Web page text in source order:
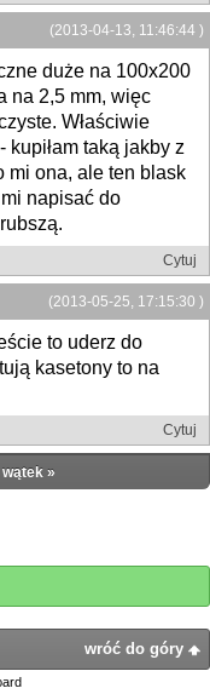
(2013-04-13, 11:46:44 )
duże na 100x200
na 2,5 mm, więc
Właściwie
kupiłam taką jakby z
mi ona, ale ten blask
napisać do
Cytuj
(2013-05-25, 17:15:30 )
to uderz do
kasetony to na
Cytuj
wątek »
wróć do góry